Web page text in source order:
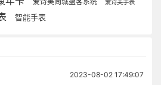
爱诗美同城盈客系统 爱诗美手表
智能手表
2023-08-02 17:49:07